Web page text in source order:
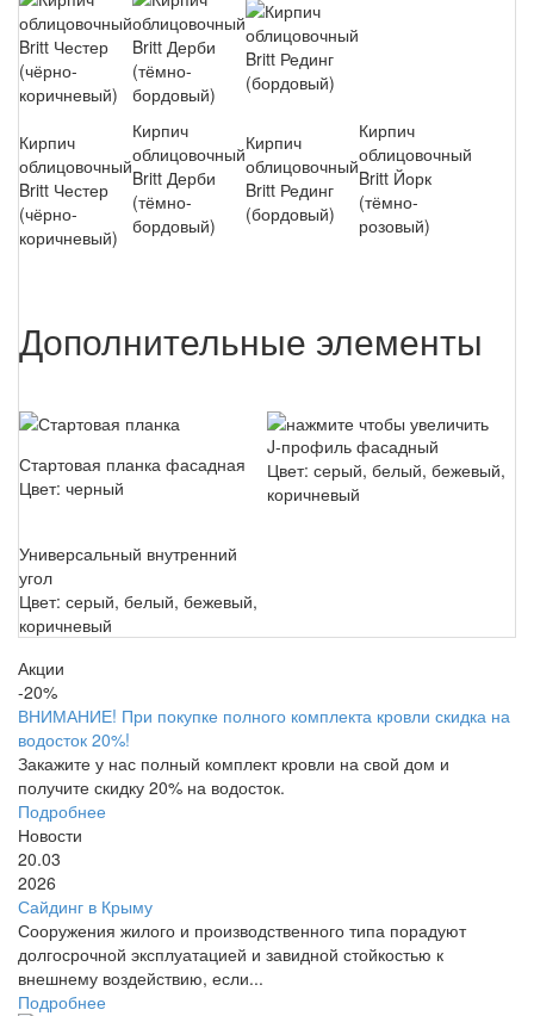
Кирпич
облицовочный
Britt Честер
(чёрно-
коричневый)
Кирпич
облицовочный
Britt Дерби
(тёмно-
бордовый)
Кирпич
облицовочный
Britt Рединг
(бордовый)
Кирпич
облицовочный
Britt Йорк
(тёмно-
розовый)
Дополнительные элементы
Стартовая планка фасадная
Цвет: черный
J-профиль фасадный
Цвет: серый, белый, бежевый,
коричневый
Универсальный внутренний
угол
Цвет: серый, белый, бежевый,
коричневый
Акции
-20%
ВНИМАНИЕ! При покупке полного комплекта кровли скидка на
водосток 20%!
Закажите у нас полный комплект кровли на свой дом и
получите скидку 20% на водосток.
Подробнее
Новости
20.03
2026
Сайдинг в Крыму
Сооружения жилого и производственного типа порадуют
долгосрочной эксплуатацией и завидной стойкостью к
внешнему воздействию, если...
Подробнее